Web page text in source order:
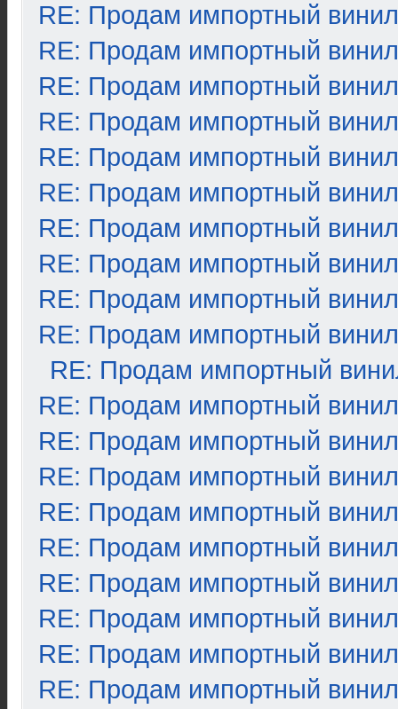
RE: Продам импортный винил
RE: Продам импортный винил
RE: Продам импортный винил
RE: Продам импортный винил
RE: Продам импортный винил
RE: Продам импортный винил
RE: Продам импортный винил
RE: Продам импортный винил
RE: Продам импортный винил
RE: Продам импортный винил
RE: Продам импортный
RE: Продам импортный винил
RE: Продам импортный винил
RE: Продам импортный винил
RE: Продам импортный винил
RE: Продам импортный винил
RE: Продам импортный винил
RE: Продам импортный винил
RE: Продам импортный винил
RE: Продам импортный винил